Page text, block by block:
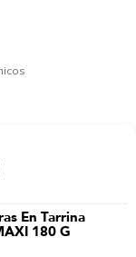
En Tarrina
180 G